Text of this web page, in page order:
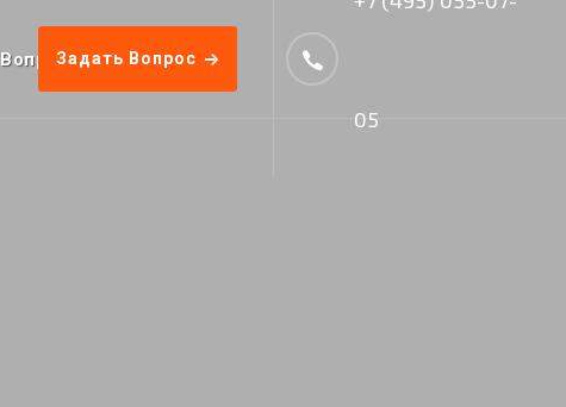
Вопрос-Ответ Прайс
Задать Вопрос
05